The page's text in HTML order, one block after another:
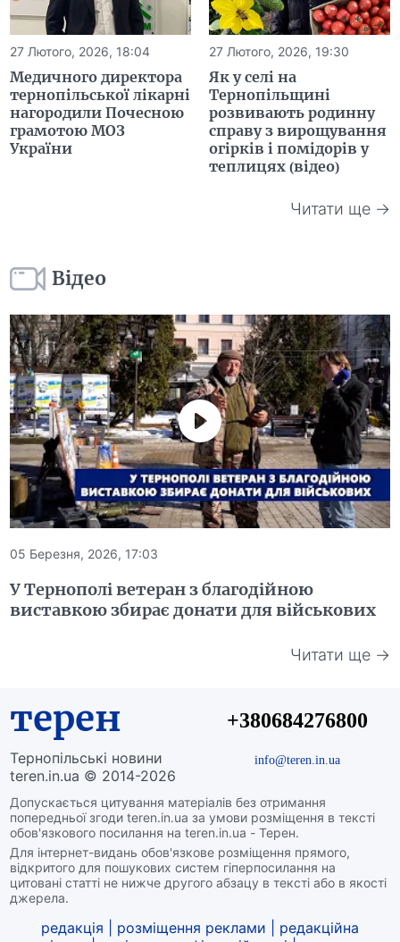
27 Лютого, 2026, 18:04
Медичного директора
тернопільської лікарні
нагородили Почесною
грамотою МОЗ
України
27 Лютого, 2026, 19:30
Як у селі на
Тернопільщині
розвивають родинну
справу з вирощування
огірків і помідорів у
теплицях (відео)
Читати ще →
Відео
05 Березня, 2026, 17:03
У Тернополі ветеран з благодійною
виставкою збирає донати для військових
Читати ще →
терен
Тернопільські новини
teren.in.ua © 2014-2026
Допускається цитування матеріалів без отримання
попередньої згоди teren.in.ua за умови розміщення в тексті
обов'язкового посилання на teren.in.ua - Терен.
Для інтернет-видань обов'язкове розміщення прямого,
відкритого для пошукових систем гіперпосилання на
цитовані статті не нижче другого абзацу в тексті або в якості
джерела.
+380684276800
info@teren.in.ua
редакція розміщення реклами
редакційна